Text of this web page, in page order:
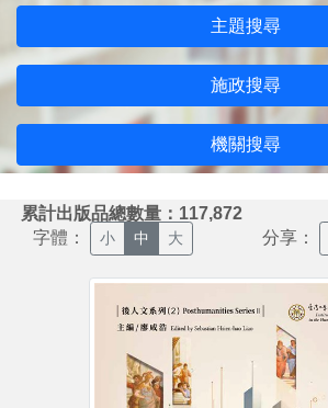
主題搜尋
施政搜尋
機關搜尋
累計出版品總數量：117,872
字體： 小 中 大 分享：